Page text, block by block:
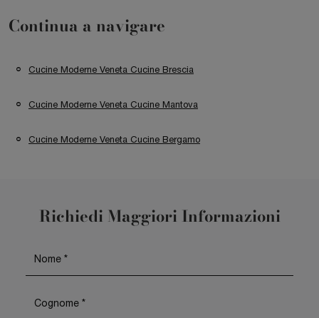
Continua a navigare
Cucine Moderne Veneta Cucine Brescia
Cucine Moderne Veneta Cucine Mantova
Cucine Moderne Veneta Cucine Bergamo
Richiedi Maggiori Informazioni